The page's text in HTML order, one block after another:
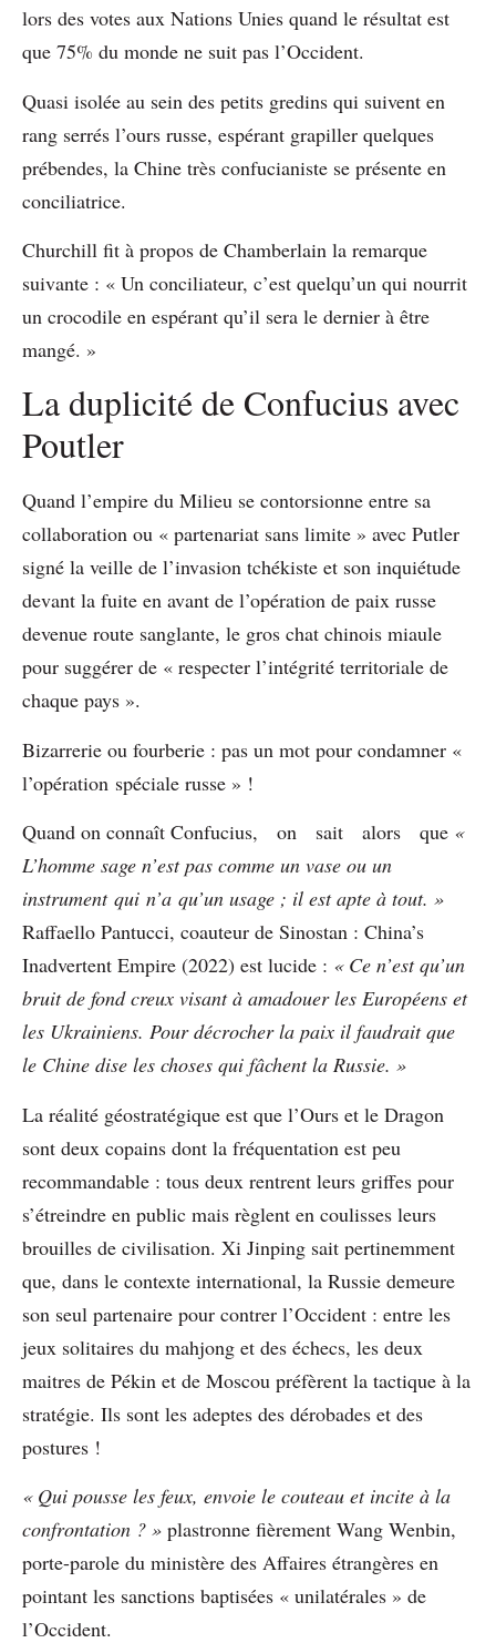
lors des votes aux Nations Unies quand le résultat est
que 75% du monde ne suit pas l’Occident.
Quasi isolée au sein des petits gredins qui suivent en
rang serrés l’ours russe, espérant grapiller quelques
prébendes, la Chine très confucianiste se présente en
conciliatrice.
Churchill fit à propos de Chamberlain la remarque
suivante : « Un conciliateur, c’est quelqu’un qui nourrit
un crocodile en espérant qu’il sera le dernier à être
mangé. »
La duplicité de Confucius avec
Poutler
Quand l’empire du Milieu se contorsionne entre sa
collaboration ou « partenariat sans limite » avec Putler
signé la veille de l’invasion tchékiste et son inquiétude
devant la fuite en avant de l’opération de paix russe
devenue route sanglante, le gros chat chinois miaule
pour suggérer de « respecter l’intégrité territoriale de
chaque pays ».
Bizarrerie ou fourberie : pas un mot pour condamner «
l’opération spéciale russe » !
Quand on connaît Confucius, on sait alors que «
L’homme sage n’est pas comme un vase ou un
instrument qui n’a qu’un usage ; il est apte à tout. »
Raffaello Pantucci, coauteur de Sinostan : China’s
Inadvertent Empire (2022) est lucide : « Ce n’est qu’un
bruit de fond creux visant à amadouer les Européens et
les Ukrainiens. Pour décrocher la paix il faudrait que
le Chine dise les choses qui fâchent la Russie. »
La réalité géostratégique est que l’Ours et le Dragon
sont deux copains dont la fréquentation est peu
recommandable : tous deux rentrent leurs griffes pour
s’étreindre en public mais règlent en coulisses leurs
brouilles de civilisation. Xi Jinping sait pertinemment
que, dans le contexte international, la Russie demeure
son seul partenaire pour contrer l’Occident : entre les
jeux solitaires du mahjong et des échecs, les deux
maitres de Pékin et de Moscou préfèrent la tactique à la
stratégie. Ils sont les adeptes des dérobades et des
postures !
« Qui pousse les feux, envoie le couteau et incite à la
confrontation ? » plastronne fièrement Wang Wenbin,
porte-parole du ministère des Affaires étrangères en
pointant les sanctions baptisées « unilatérales » de
l’Occident.